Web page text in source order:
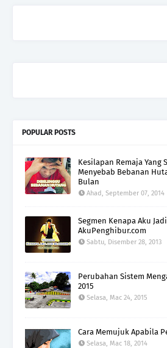
POPULAR POSTS
Kesilapan Remaja Yang
Menyebab Bebanan
Bulan
Ahad, September 07, 2014
Segmen Kenapa Aku
AkuPenghibur.com
Sabtu, Disember 28, 2013
Perubahan Sistem
2015
Selasa, Mac 24, 2015
Cara Memujuk Apabila
Selasa, Mac 18, 2014